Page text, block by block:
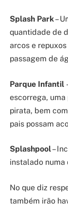
Splash Park–
quantidade de
arcos e
passagem de
Parque Infantil
escorrega,
pirata, bem
pais possam
Splashpool–
instalado numa
No que diz
também irão